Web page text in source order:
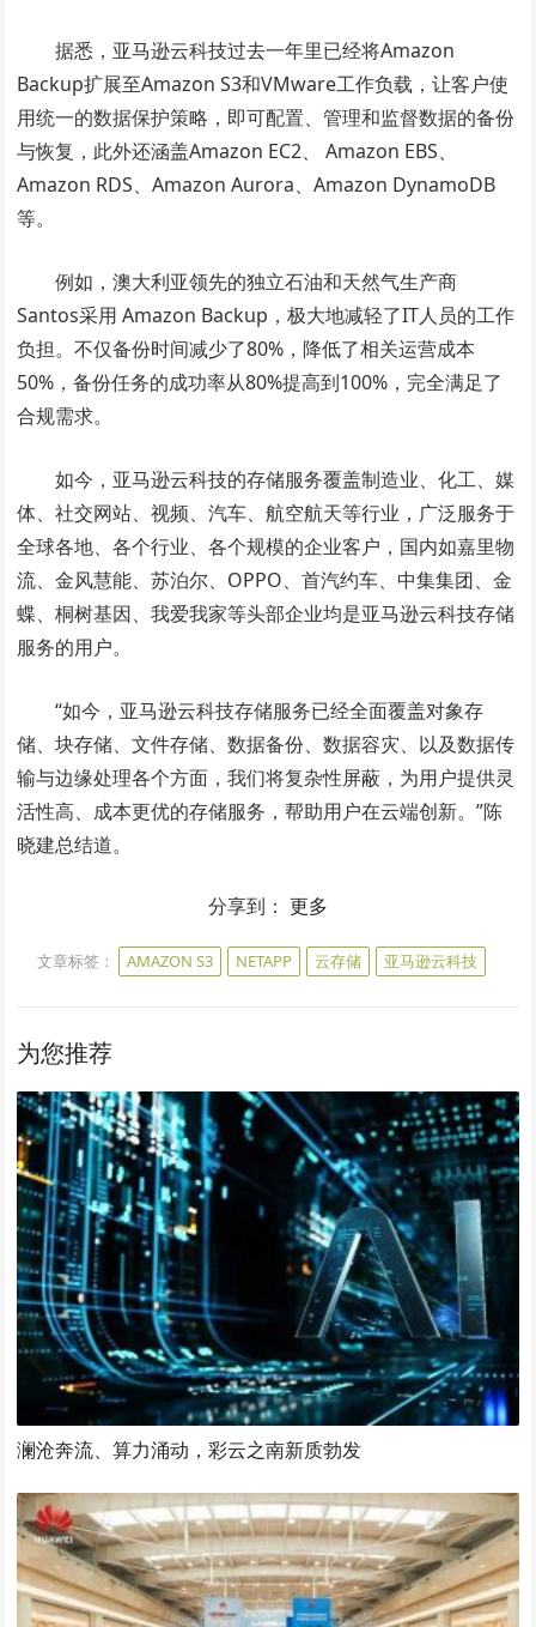
据悉，亚马逊云科技过去一年里已经将Amazon
Backup扩展至Amazon S3和VMware工作负载，让客户使
用统一的数据保护策略，即可配置、管理和监督数据的备份
与恢复，此外还涵盖Amazon EC2、 Amazon EBS、
Amazon RDS、Amazon Aurora、Amazon DynamoDB
等。
例如，澳大利亚领先的独立石油和天然气生产商
Santos采用 Amazon Backup，极大地减轻了IT人员的工作
负担。不仅备份时间减少了80%，降低了相关运营成本
50%，备份任务的成功率从80%提高到100%，完全满足了
合规需求。
如今，亚马逊云科技的存储服务覆盖制造业、化工、媒
体、社交网站、视频、汽车、航空航天等行业，广泛服务于
全球各地、各个行业、各个规模的企业客户，国内如嘉里物
流、金风慧能、苏泊尔、OPPO、首汽约车、中集集团、金
蝶、桐树基因、我爱我家等头部企业均是亚马逊云科技存储
服务的用户。
“如今，亚马逊云科技存储服务已经全面覆盖对象存
储、块存储、文件存储、数据备份、数据容灾、以及数据传
输与边缘处理各个方面，我们将复杂性屏蔽，为用户提供灵
活性高、成本更优的存储服务，帮助用户在云端创新。”陈
晓建总结道。
分享到： 更多
文章标签： AMAZON S3 NETAPP 云存储 亚马逊云科技
为您推荐
澜沧奔流、算力涌动，彩云之南新质勃发